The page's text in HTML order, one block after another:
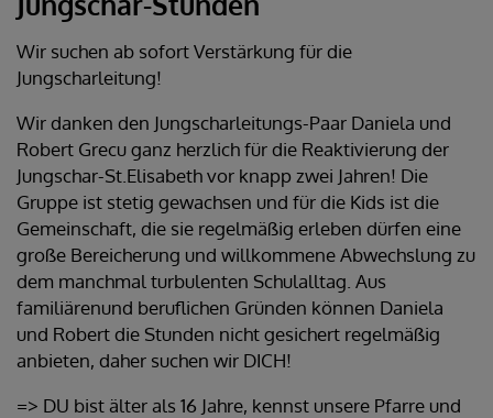
Wir suchen ab sofort Verstärkung für die
Jungscharleitung!
Wir danken den Jungscharleitungs-Paar Daniela und
Robert Grecu ganz herzlich für die Reaktivierung der
Jungschar-St.Elisabeth vor knapp zwei Jahren! Die
Gruppe ist stetig gewachsen und für die Kids ist die
Gemeinschaft, die sie regelmäßig erleben dürfen eine
große Bereicherung und willkommene Abwechslung zu
dem manchmal turbulenten Schulalltag. Aus
familiärenund beruflichen Gründen können Daniela
und Robert die Stunden nicht gesichert regelmäßig
anbieten, daher suchen wir DICH!
=> DU bist älter als 16 Jahre, kennst unsere Pfarre und